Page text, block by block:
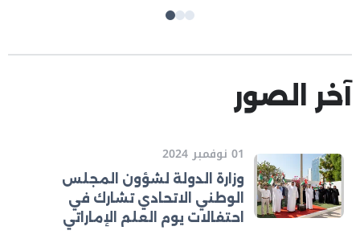
آخر الصور
01 نوفمبر 2024
وزارة الدولة لشؤون المجلس
الوطني الاتحادي تشارك في
احتفالات يوم العلم الإماراتي